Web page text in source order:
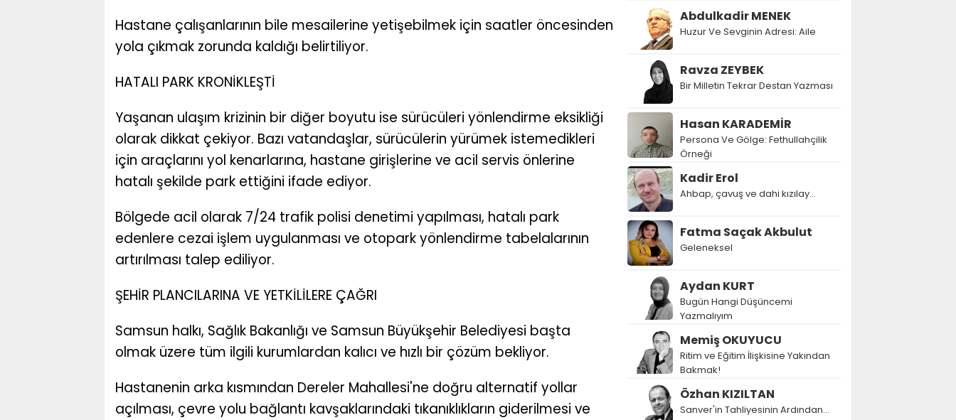
Hastane çalışanlarının bile mesailerine yetişebilmek için saatler öncesinden
yola çıkmak zorunda kaldığı belirtiliyor.
HATALI PARK KRONİKLEŞTİ
Yaşanan ulaşım krizinin bir diğer boyutu ise sürücüleri yönlendirme eksikliği
olarak dikkat çekiyor. Bazı vatandaşlar, sürücülerin yürümek istemedikleri
için araçlarını yol kenarlarına, hastane girişlerine ve acil servis önlerine
hatalı şekilde park ettiğini ifade ediyor.
Bölgede acil olarak 7/24 trafik polisi denetimi yapılması, hatalı park
edenlere cezai işlem uygulanması ve otopark yönlendirme tabelalarının
artırılması talep ediliyor.
ŞEHİR PLANCILARINA VE YETKİLİLERE ÇAĞRI
Samsun halkı, Sağlık Bakanlığı ve Samsun Büyükşehir Belediyesi başta
olmak üzere tüm ilgili kurumlardan kalıcı ve hızlı bir çözüm bekliyor.
Hastanenin arka kısmından Dereler Mahallesi'ne doğru alternatif yollar
açılması, çevre yolu bağlantı kavşaklarındaki tıkanıklıkların giderilmesi ve
Abdulkadir MENEK
Huzur Ve Sevginin Adresi: Aile
Ravza ZEYBEK
Bir Milletin Tekrar Destan Yazması
Hasan KARADEMİR
Persona Ve Gölge: Fethullahçilik
Örneği
Kadir Erol
Ahbap, çavuş ve dahi kızılay...
Fatma Saçak Akbulut
Geleneksel
Aydan KURT
Bugün Hangi Düşüncemi
Yazmalıyım
Memiş OKUYUCU
Ritim ve Eğitim İlişkisine Yakından
Bakmak!
Özhan KIZILTAN
Sanver'in Tahliyesinin Ardından…